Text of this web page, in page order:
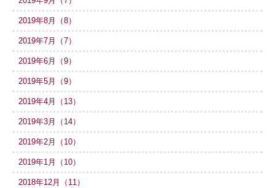
2019年8月（8）
2019年7月（7）
2019年6月（9）
2019年5月（9）
2019年4月（13）
2019年3月（14）
2019年2月（10）
2019年1月（10）
2018年12月（11）